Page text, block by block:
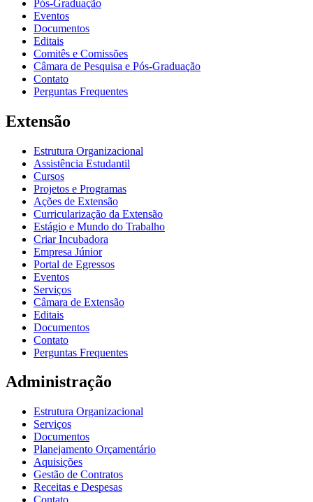
Pós-Graduação
Eventos
Documentos
Editais
Comitês e Comissões
Câmara de Pesquisa e Pós-Graduação
Contato
Perguntas Frequentes
Extensão
Estrutura Organizacional
Assistência Estudantil
Cursos
Projetos e Programas
Ações de Extensão
Curricularização da Extensão
Estágio e Mundo do Trabalho
Criar Incubadora
Empresa Júnior
Portal de Egressos
Eventos
Serviços
Câmara de Extensão
Editais
Documentos
Contato
Perguntas Frequentes
Administração
Estrutura Organizacional
Serviços
Documentos
Planejamento Orçamentário
Aquisições
Gestão de Contratos
Receitas e Despesas